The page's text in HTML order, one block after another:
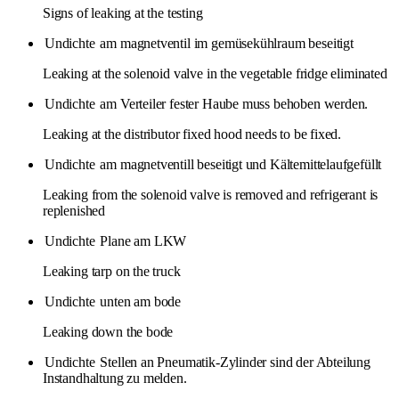
Signs of leaking at the testing
Undichte am magnetventil im gemüsekühlraum beseitigt
Leaking at the solenoid valve in the vegetable fridge eliminated
Undichte am Verteiler fester Haube muss behoben werden.
Leaking at the distributor fixed hood needs to be fixed.
Undichte am magnetventill beseitigt und Kältemittelaufgefüllt
Leaking from the solenoid valve is removed and refrigerant is
replenished
Undichte Plane am LKW
Leaking tarp on the truck
Undichte unten am bode
Leaking down the bode
Undichte Stellen an Pneumatik-Zylinder sind der Abteilung
Instandhaltung zu melden.